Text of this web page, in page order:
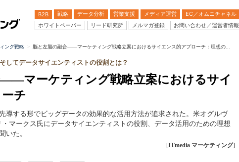
B2B 戦略 データ分析 営業支援 メディア運営 EC／オムニチャネル
ホワイトペーパー
リード研究所 メルマガ登録 お問い合わせ／運営者情報
ング戦略 脳と左脳の融合――マーケティング戦略立案におけるサイエンス的アプローチ：理想の...
マーケティング戦略立案におけるサイ
チ
してデータサイエンティストの役割とは？
導する形でビッグデータの効果的な活用方法が追求された。米オグルヴ
マークス氏にデータサイエンティストの役割、データ活用のための理想
いた。
[ITmedia マーケティング]